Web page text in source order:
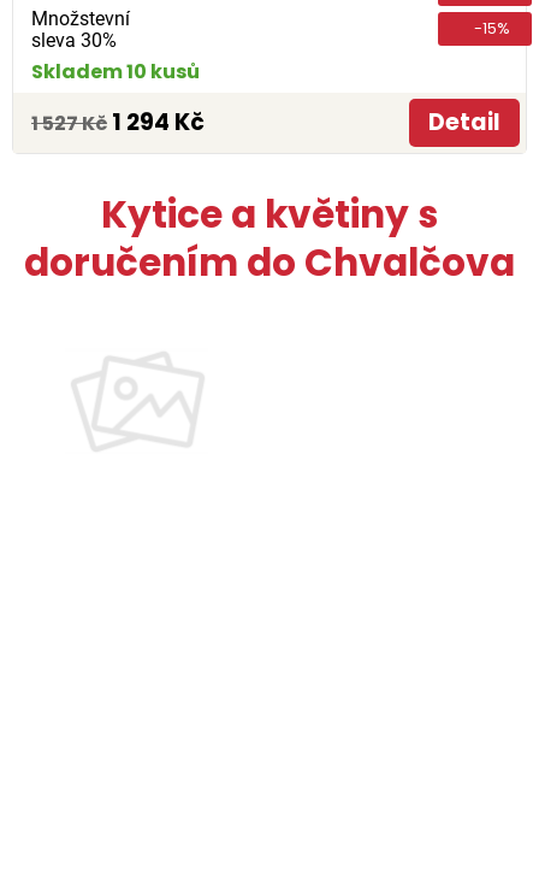
Množstevní
sleva 30%
-15%
Skladem 10 kusů
1 527 Kč 1 294 Kč Detail
Kytice a květiny s
doručením do Chvalčova